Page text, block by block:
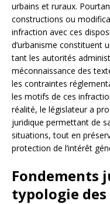
urbains et ruraux.
constructions ou
infraction avec ces
d’urbanisme constituent
tant les autorités
méconnaissance des
les contraintes
les motifs de ces
réalité, le législateur a
juridique permettant de
situations, tout en
protection de l’intérêt
Fondements
typologie